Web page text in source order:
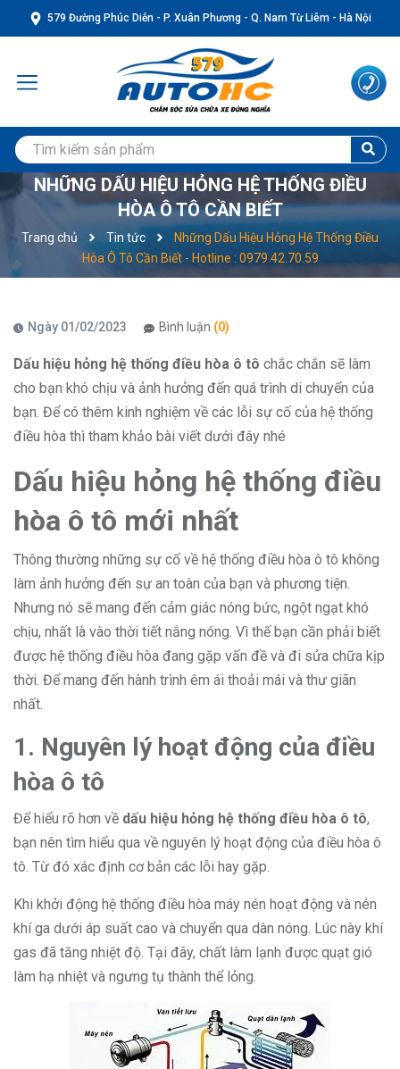
579 Đường Phúc Diễn - P. Xuân Phương - Q. Nam Từ Liêm - Hà Nội
NHỮNG DẤU HIỆU HỎNG HỆ THỐNG ĐIỀU
HÒA Ô TÔ CẦN BIẾT
Trang chủ Tin tức
Những Dấu Hiệu Hỏng Hệ Thống Điều
Hòa Ô Tô Cần Biết - Hotline : 0979.42.70.59
Ngày 01/02/2023 Bình luận (0)
Dấu hiệu hỏng hệ thống điều hòa ô tô chắc chắn sẽ làm
cho bạn khó chịu và ảnh hưởng đến quá trình di chuyển của
bạn. Để có thêm kinh nghiệm về các lỗi sự cố của hệ thống
điều hòa thì tham khảo bài viết dưới đây nhé
Dấu hiệu hỏng hệ thống điều
hòa ô tô mới nhất
Thông thường những sự cố về hệ thống điều hòa ô tô không
làm ảnh hưởng đến sự an toàn của bạn và phương tiện.
Nhưng nó sẽ mang đến cảm giác nóng bức, ngột ngạt khó
chịu, nhất là vào thời tiết nắng nóng. Vì thế bạn cần phải biết
được hệ thống điều hòa đang gặp vấn đề và đi sửa chữa kịp
thời. Để mang đến hành trình êm ái thoải mái và thư giãn
nhất.
1. Nguyên lý hoạt động của điều
hòa ô tô
Để hiểu rõ hơn về dấu hiệu hỏng hệ thống điều hòa ô tô,
bạn nên tìm hiểu qua về nguyên lý hoạt động của điều hòa ô
tô. Từ đó xác định cơ bản các lỗi hay gặp.
Khi khởi động hệ thống điều hòa máy nén hoạt động và nén
khí ga dưới áp suất cao và chuyển qua dàn nóng. Lúc này khí
gas đã tăng nhiệt độ. Tại đây, chất làm lạnh được quạt gió
làm hạ nhiệt và ngưng tụ thành thể lỏng.